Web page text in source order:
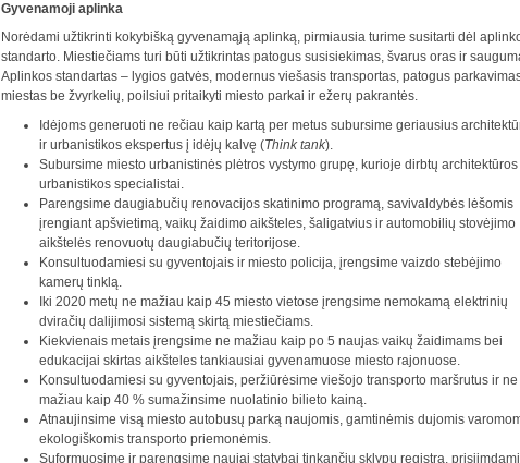
Gyvenamoji aplinka
Norėdami užtikrinti kokybišką gyvenamąją aplinką, pirmiausia turime susitarti dėl
standarto. Miestiečiams turi būti užtikrintas patogus susisiekimas, švarus oras ir
Aplinkos standartas – lygios gatvės, modernus viešasis transportas, patogus
miestas be žvyrkelių, poilsiui pritaikyti miesto parkai ir ežerų pakrantės.
Idėjoms generuoti ne rečiau kaip kartą per metus subursime geriausius
ir urbanistikos ekspertus į idėjų kalvę (Think tank).
Subursime miesto urbanistinės plėtros vystymo grupę, kurioje dirbtų architektūros
urbanistikos specialistai.
Parengsime daugiabučių renovacijos skatinimo programą, savivaldybės lėšomis
įrengiant apšvietimą, vaikų žaidimo aikšteles, šaligatvius ir automobilių stovėjimo
aikštelės renovuotų daugiabučių teritorijose.
Konsultuodamiesi su gyventojais ir miesto policija, įrengsime vaizdo stebėjimo
kamerų tinklą.
Iki 2020 metų ne mažiau kaip 45 miesto vietose įrengsime nemokamą elektrinių
dviračių dalijimosi sistemą skirtą miestiečiams.
Kiekvienais metais įrengsime ne mažiau kaip po 5 naujas vaikų žaidimams bei
edukacijai skirtas aikšteles tankiausiai gyvenamuose miesto rajonuose.
Konsultuodamiesi su gyventojais, peržiūrėsime viešojo transporto maršrutus ir ne
mažiau kaip 40 % sumažinsime nuolatinio bilieto kainą.
Atnaujinsime visą miesto autobusų parką naujomis, gamtinėmis dujomis
ekologiškomis transporto priemonėmis.
Suformuosime ir parengsime naujai statybai tinkančių sklypų registrą, prisiimdami